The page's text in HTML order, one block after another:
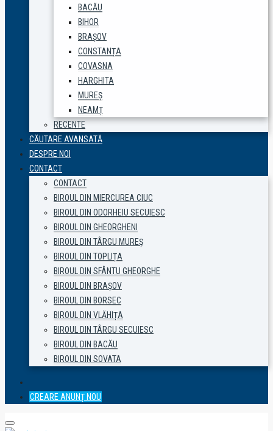
BACĂU
BIHOR
BRAȘOV
CONSTANȚA
COVASNA
HARGHITA
MUREȘ
NEAMȚ
RECENTE
CĂUTARE AVANSATĂ
DESPRE NOI
CONTACT
CONTACT
BIROUL DIN MIERCUREA CIUC
BIROUL DIN ODORHEIU SECUIESC
BIROUL DIN GHEORGHENI
BIROUL DIN TÂRGU MUREȘ
BIROUL DIN TOPLIȚA
BIROUL DIN SFÂNTU GHEORGHE
BIROUL DIN BRAȘOV
BIROUL DIN BORSEC
BIROUL DIN VLĂHIȚA
BIROUL DIN TÂRGU SECUIESC
BIROUL DIN BACĂU
BIROUL DIN SOVATA
CREARE ANUNȚ NOU